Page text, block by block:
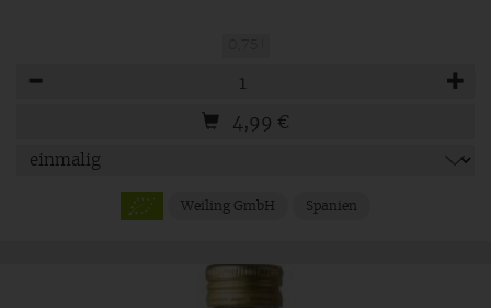
4,99 €
Weiling GmbH Spanien